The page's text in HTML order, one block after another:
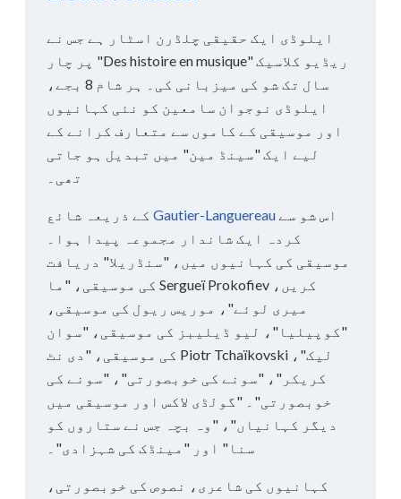
ایلوڈی ایک حقیقی چلڈرن اسٹار ہے جس نے
ریڈیو کلاسیک "Des histoire en musique" پر چار
سال تک شو کی میزبانی کی۔ ہر شام 8 بجے،
ایلوڈی نوجوان سامعین کو نئی کہانیوں
اور موسیقی کے کاموں سے متعارف کرانے کے
لیے ایک "سینڈ مین" میں تبدیل ہو جاتی
تھی۔
اس شو سے Gautier-Languereau کے ذریعہ شائع
کردہ ایک شاندار مجموعہ پیدا ہوا۔
موسیقی کی کہانیوں میں، "سنڈریلا" دریافت
کریں، Sergueï Prokofiev کی موسیقی، "ما
میری لوئے"، موریس ریول کی موسیقی،
"کوپیلیا"، لیو ڈیلیبز کی موسیقی، "سوان
لیک"، Piotr Tchaïkovski کی موسیقی، "دی نٹ
کریکر"، "سونے کی خوبصورتی"، "سونے کی
خوبصورتی"۔ "گولڈی لاکس اور موسیقی میں
دیگر کہانیاں"، "وہ بچہ جس نے ستاروں کو
سنا" اور "مینڈک کی شہزادی"۔
کہانیوں کی شاعری، نصوص کی خوبصورتی،